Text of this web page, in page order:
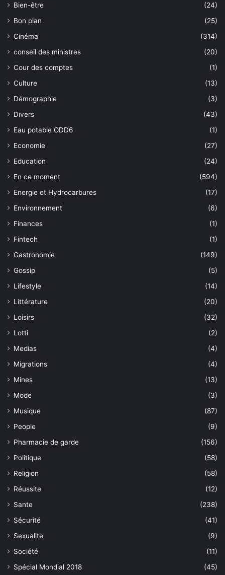
Bien-être
(24)
Bon plan
(25)
Cinéma
(314)
conseil des ministres
(20)
Cour des comptes
(1)
Culture
(13)
Démographie
(3)
Divers
(43)
Eau potable ODD6
(1)
Economie
(27)
Education
(24)
En ce moment
(594)
Energie et Hydrocarbures
(17)
Environnement
(6)
Finances
(1)
Fintech
(1)
Gastronomie
(149)
Gossip
(5)
Lifestyle
(14)
Littérature
(20)
Loisirs
(32)
Lotti
(2)
Medias
(4)
Migrations
(4)
Mines
(13)
Mode
(3)
Musique
(87)
People
(9)
Pharmacie de garde
(156)
Politique
(58)
Religion
(58)
Réussite
(12)
Sante
(238)
Sécurité
(41)
Sexualite
(9)
Société
(11)
Spécial Mondial 2018
(45)